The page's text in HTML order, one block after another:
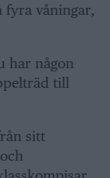
fyra våningar,
har någon
till
sitt